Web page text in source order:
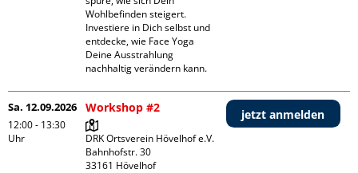
Wohlbefinden steigert.
Investiere in Dich selbst und
entdecke, wie Face Yoga
Deine Ausstrahlung
nachhaltig verändern kann.
Sa. 12.09.2026
12:00 - 13:30
Uhr
Workshop #2
DRK Ortsverein Hövelhof e.V.
Bahnhofstr. 30
33161 Hövelhof
jetzt anmelden